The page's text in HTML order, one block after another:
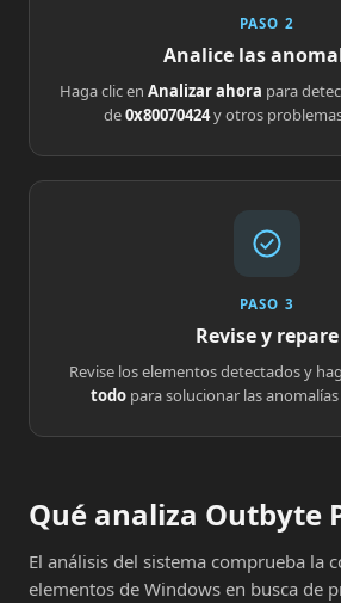
PASO 2
Analice las
Haga clic en Analizar ahora para
de0x80070424y otros
PASO 3
Revise y repare
Revise los elementos detectados y
todo para solucionar las
Qué analiza Outbyte
El análisis del sistema comprueba la
elementos de Windows en busca de